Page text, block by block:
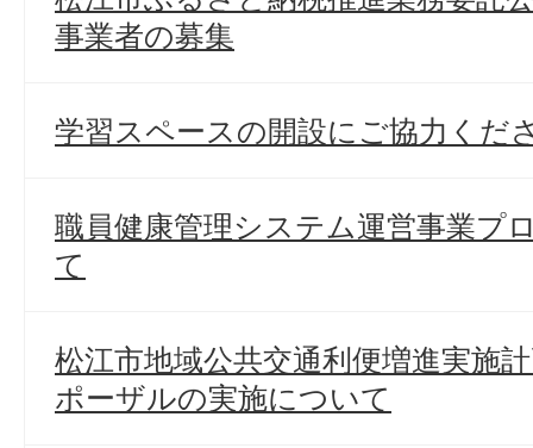
事業者の募集
学習スペースの開設にご協力くだ
職員健康管理システム運営事業プ
て
松江市地域公共交通利便増進実施
ポーザルの実施について